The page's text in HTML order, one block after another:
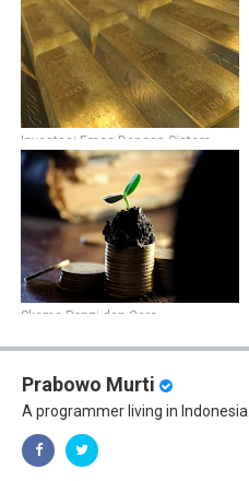
Investasi Emas Dengan Sistem
Kredit?
Skema Ponzi dan Cara
Prabowo Murti
A programmer living in Indonesia.